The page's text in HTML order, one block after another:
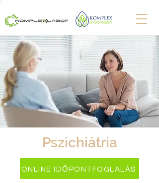
Pszichiátria
ONLINE IDŐPONTFOGLALÁS